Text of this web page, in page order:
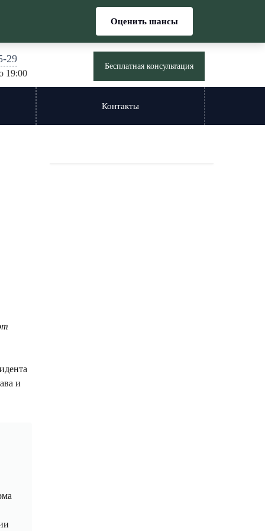
29
19:00
Бесплатная консультация
Контакты
и
Оценить шансы